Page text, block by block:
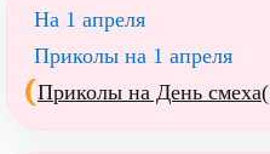
На 1 апреля
Приколы на 1 апреля
Приколы на День